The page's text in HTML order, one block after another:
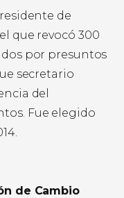
de
que revocó 300
por presuntos
secretario
del
Fue elegido
de Cambio